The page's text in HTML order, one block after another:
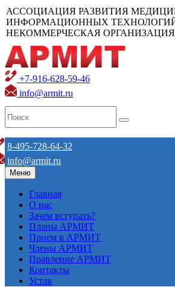
АССОЦИАЦИЯ РАЗВИТИЯ
ИНФОРМАЦИОННЫХ
НЕКОММЕРЧЕСКАЯ ОРГАНИЗАЦИЯ
+7-916-628-59-46
info@armit.ru
8-495-728-64-32
info@armit.ru
Меню
Главная
О нас
Зачем вступать?
Планы АРМИТ
Прием в АРМИТ
Члены АРМИТ
Правление АРМИТ
Контакты
Устав